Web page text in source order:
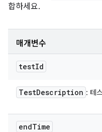
합하세요.
매개변수
testId
TestDescription : 테
endTime